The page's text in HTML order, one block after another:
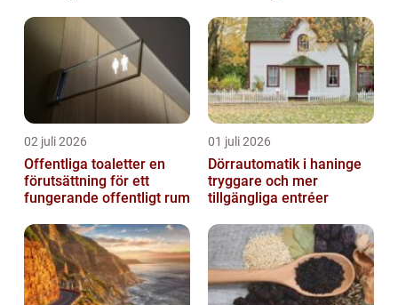
02 juli 2026
Offentliga toaletter en
förutsättning för ett
fungerande offentligt rum
01 juli 2026
Dörrautomatik i haninge
tryggare och mer
tillgängliga entréer